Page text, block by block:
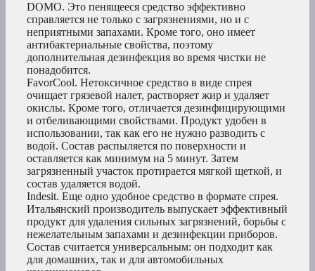
DOMO. Это пенящееся средство эффективно
справляется не только с загрязнениями, но и с
неприятными запахами. Кроме того, оно имеет
антибактериальные свойства, поэтому
дополнительная дезинфекция во время чистки не
понадобится.
FavorCool. Нетоксичное средство в виде спрея
очищает грязевой налет, растворяет жир и удаляет
окислы. Кроме того, отличается дезинфицирующими
и отбеливающими свойствами. Продукт удобен в
использовании, так как его не нужно разводить с
водой. Состав распыляется по поверхности и
оставляется как минимум на 5 минут. Затем
загрязненный участок протирается мягкой щеткой, и
состав удаляется водой.
Indesit. Еще одно удобное средство в формате спрея.
Итальянский производитель выпускает эффективный
продукт для удаления сильных загрязнений, борьбы с
нежелательным запахами и дезинфекции приборов.
Состав считается универсальным: он подходит как
для домашних, так и для автомобильных